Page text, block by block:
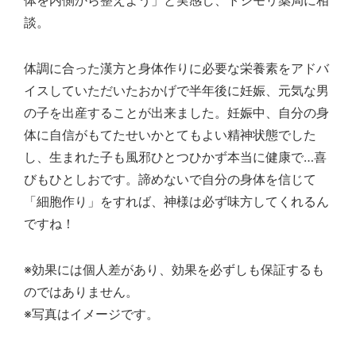
談。
体調に合った漢方と身体作りに必要な栄養素をアドバ
イスしていただいたおかげで半年後に妊娠、元気な男
の子を出産することが出来ました。妊娠中、自分の身
体に自信がもてたせいかとてもよい精神状態でした
し、生まれた子も風邪ひとつひかず本当に健康で…喜
びもひとしおです。諦めないで自分の身体を信じて
「細胞作り」をすれば、神様は必ず味方してくれるん
ですね！
※効果には個人差があり、効果を必ずしも保証するも
のではありません。
※写真はイメージです。